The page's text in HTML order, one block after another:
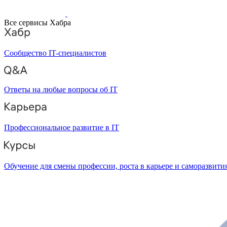
Все сервисы Хабра
Сообщество IT-специалистов
Ответы на любые вопросы об IT
Профессиональное развитие в IT
Обучение для смены профессии, роста в карьере и